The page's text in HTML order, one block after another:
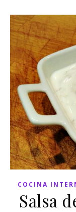
COCINA
Salsa